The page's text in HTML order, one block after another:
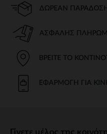
ΔΩΡΕΆΝ
ΑΣΦΑΛΉΣ
ΒΡΕΊΤΕ ΤΟ
ΕΦΑΡΜΟΓΉ ΓΙΑ